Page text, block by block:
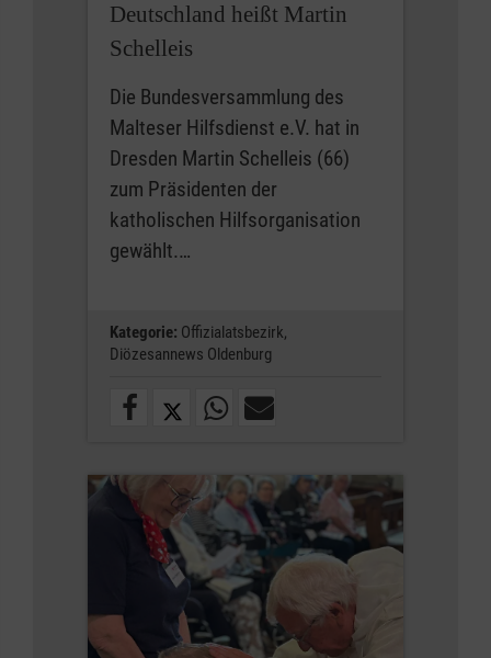
Deutschland heißt Martin
Schelleis
Die Bundesversammlung des
Malteser Hilfsdienst e.V. hat in
Dresden Martin Schelleis (66)
zum Präsidenten der
katholischen Hilfsorganisation
gewählt.…
Kategorie: Offizialatsbezirk,
Diözesannews Oldenburg